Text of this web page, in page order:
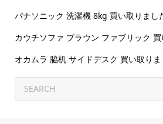
パナソニック 洗濯機 8kg 買い取りまし
カウチソファ ブラウン ファブリック
オカムラ 脇机 サイドデスク 買い取りま